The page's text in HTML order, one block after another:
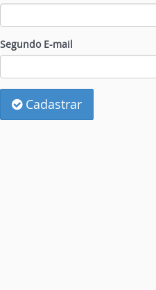
Segundo E-mail
Cadastrar